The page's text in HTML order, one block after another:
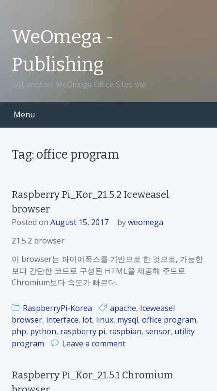
WeOmega -
Publishing
Just another WeOmega Office Sites site
Menu
Tag: office program
Raspberry Pi_Kor_21.5.2 Iceweasel
browser
Posted on August 15, 2017 byweomega
21.5.2 browser
이 browser는 파이어폭스를 기반으로 한 것으로, 가능한
보다 간단한 코드로 구성된 HTML을 제공해 주므로
Chromium보다 속도가 빠르다.
RaspberryPi-Korea apache, Iceweasel
browser, interface, iot, linux, mysql, office program,
php, python, raspberry pi, raspbian, sensor, utility
program
Leave a comment
a
Raspberry Pi_Kor_21.5.1 Chromium